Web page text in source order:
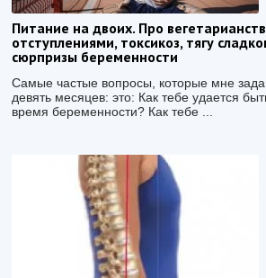
Питание на двоих. Про
отступлениями, токсикоз, тягу
сюрпризы беременности
Самые частые вопросы, которые мне
девять месяцев: это: Как тебе удается
время беременности? Как тебе ...